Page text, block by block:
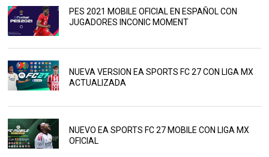
PES 2021 MOBILE OFICIAL EN ESPAÑOL CON
JUGADORES INCONIC MOMENT
NUEVA VERSION EA SPORTS FC 27 CON LIGA MX
ACTUALIZADA
NUEVO EA SPORTS FC 27 MOBILE CON LIGA MX
OFICIAL